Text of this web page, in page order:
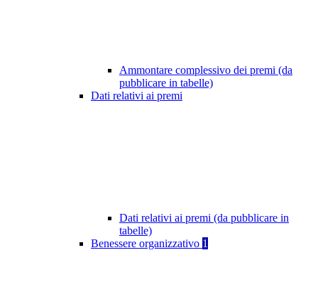
Ammontare complessivo dei premi (da
pubblicare in tabelle)
Dati relativi ai premi
Dati relativi ai premi (da pubblicare in
tabelle)
Benessere organizzativo 1